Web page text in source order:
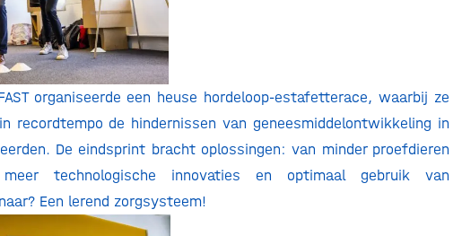
organiseerde een heuse hordeloop-estafetterace, waarbij ze
recordtempo de hindernissen van geneesmiddelontwikkeling in
De eindsprint bracht oplossingen: van minder proefdieren
technologische innovaties en optimaal gebruik van
Een lerend zorgsysteem!